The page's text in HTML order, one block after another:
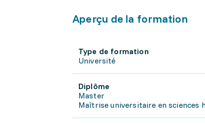
Aperçu de la formation
Type de formation
Université
Diplôme
Master
Maîtrise universitaire en sciences